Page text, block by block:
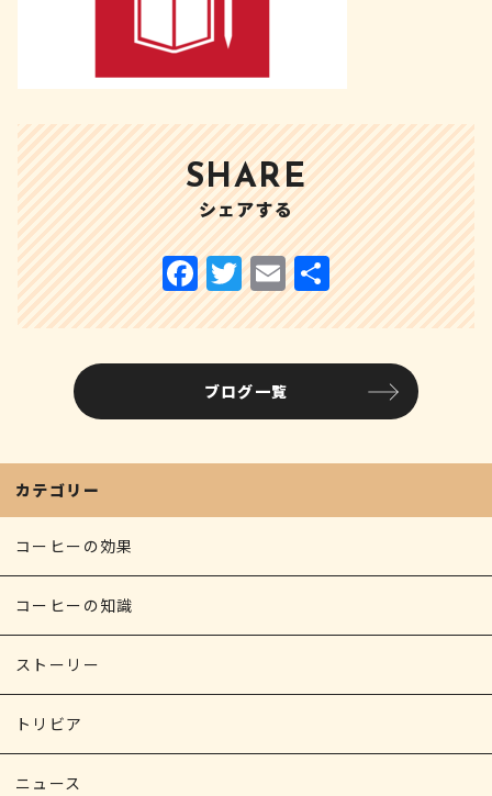
SHARE
シェアする
F
a
c
e
b
o
k
T
w
it
te
r
E
m
ai
l
共
有
ブログ一覧
カテゴリー
コーヒーの効果
コーヒーの知識
ストーリー
トリビア
ニュース